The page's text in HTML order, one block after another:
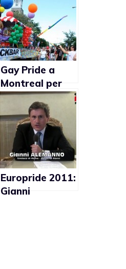
Gay Pride a
Montreal per
promuovere i
diritti gay in
tutto il mondo
Europride 2011:
Gianni